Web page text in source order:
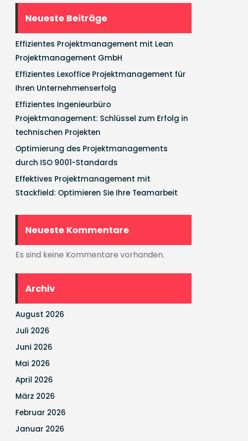
Neueste Beiträge
Effizientes Projektmanagement mit Lean
Projektmanagement GmbH
Effizientes Lexoffice Projektmanagement für
Ihren Unternehmenserfolg
Effizientes Ingenieurbüro
Projektmanagement: Schlüssel zum Erfolg in
technischen Projekten
Optimierung des Projektmanagements
durch ISO 9001-Standards
Effektives Projektmanagement mit
Stackfield: Optimieren Sie Ihre Teamarbeit
Neueste Kommentare
Es sind keine Kommentare vorhanden.
Archiv
August 2026
Juli 2026
Juni 2026
Mai 2026
April 2026
März 2026
Februar 2026
Januar 2026